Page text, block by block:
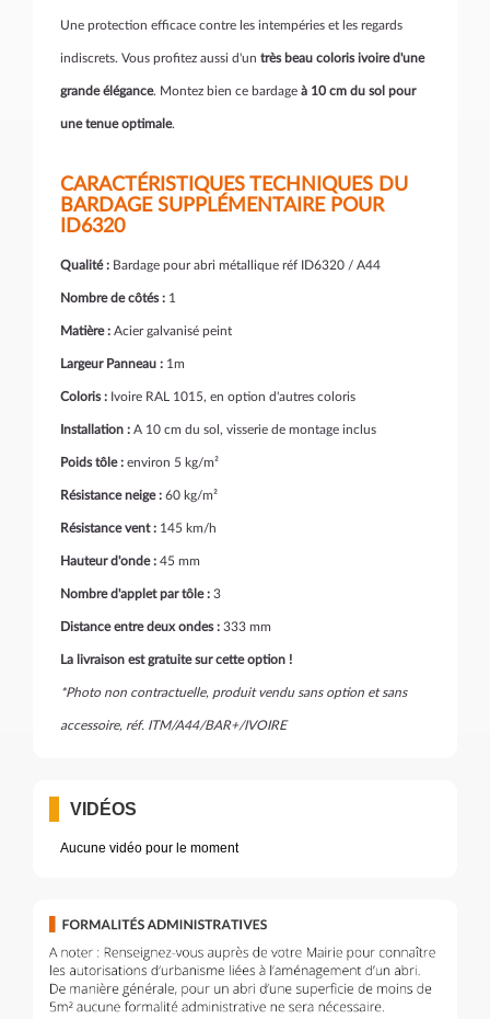
Une protection efficace contre les intempéries et les regards
indiscrets. Vous profitez aussi d'un très beau coloris ivoire d'une
grande élégance. Montez bien ce bardage à 10 cm du sol pour
une tenue optimale.
CARACTÉRISTIQUES TECHNIQUES DU
BARDAGE SUPPLÉMENTAIRE POUR
ID6320
Qualité : Bardage pour abri métallique réf ID6320 / A44
Nombre de côtés : 1
Matière : Acier galvanisé peint
Largeur Panneau : 1m
Coloris : Ivoire RAL 1015, en option d'autres coloris
Installation : A 10 cm du sol, visserie de montage inclus
Poids tôle : environ 5 kg/m²
Résistance neige : 60 kg/m²
Résistance vent : 145 km/h
Hauteur d'onde : 45 mm
Nombre d'applet par tôle : 3
Distance entre deux ondes : 333 mm
La livraison est gratuite sur cette option !
*Photo non contractuelle, produit vendu sans option et sans
accessoire, réf. ITM/A44/BAR+/IVOIRE
VIDÉOS
Aucune vidéo pour le moment